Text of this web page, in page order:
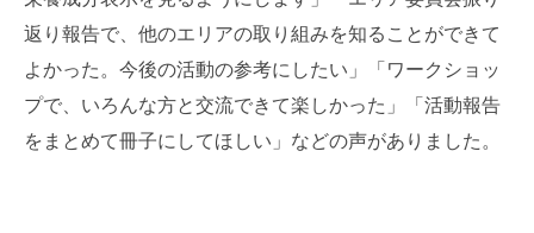
返り報告で、他のエリアの取り組みを知ることができて
よかった。今後の活動の参考にしたい」「ワークショッ
プで、いろんな方と交流できて楽しかった」「活動報告
をまとめて冊子にしてほしい」などの声がありました。